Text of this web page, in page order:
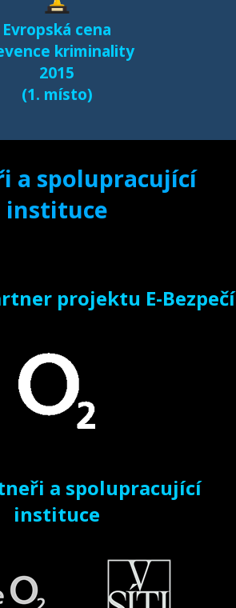
Evropská cena
kriminality
2015
(1. místo)
a spolupracující
instituce
projektu E-Bezpečí
a spolupracující
instituce